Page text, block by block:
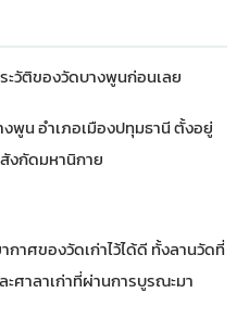
วัติของวัดบางพูนก่อนเลย
พูน อำเภอเมืองปทุมธานี ตั้งอยู่
งกัดมหานิกาย
าศของวัดเก่าไว้ได้ดี ทั้งลานวัดที่
ศาลาเก่าที่ผ่านการบูรณะมา